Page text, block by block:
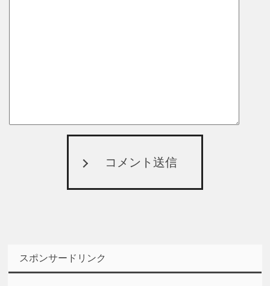
コメント送信
スポンサードリンク